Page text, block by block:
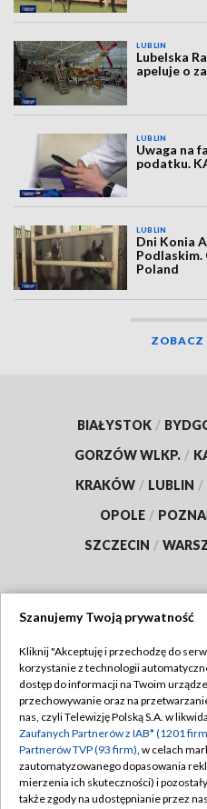
LUBLIN
Lubelska
apeluje o
LUBLIN
Uwaga na
podatku.
LUBLIN
Dni Konia
Podlaskim.
Poland
ZOBACZ
BIAŁYSTOK /
GORZÓW WLKP. /
KRAKÓW / LUBLIN /
OPOLE /
SZCZECIN /
Abonament TVP
Emisja w TVP
Centrum informacji TVP
Naziemna Telewizja
Polityka
Moje
Szanujemy Twoją prywatność
Kliknij "Akceptuję i przechodzę do
korzystanie z technologii
dostęp do informacji na Twoim
przechowywanie oraz na
nas, czyli Telewizję Polską S.A. w
Zaufanych Partnerów z IAB* (1201
Partnerów TVP (93 firm), w celach
zautomatyzowanego dopasowania
mierzenia ich skuteczności) i
także zgody na udostępnianie przez